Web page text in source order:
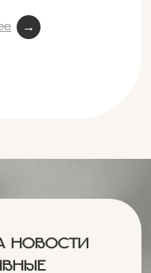
→
НОВОСТИ